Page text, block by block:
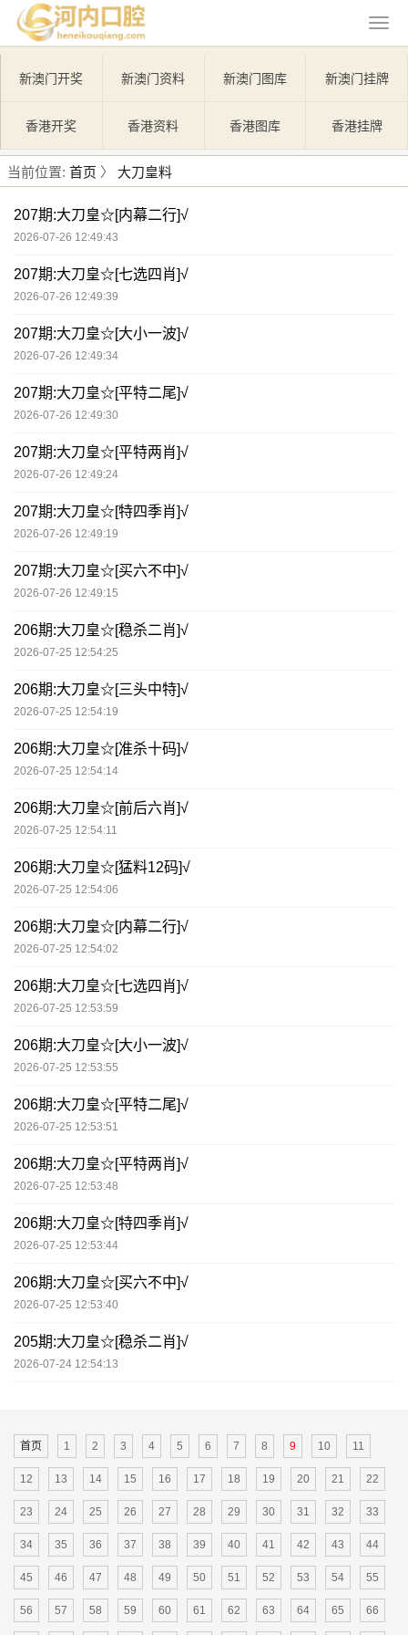
新澳门开奖 新澳门资料 新澳门图库 新澳门挂牌
香港开奖 香港资料 香港图库 香港挂牌
当前位置: 首页 〉 大刀皇料
207期:大刀皇☆[内幕二行]√
2026-07-26 12:49:43
207期:大刀皇☆[七选四肖]√
2026-07-26 12:49:39
207期:大刀皇☆[大小一波]√
2026-07-26 12:49:34
207期:大刀皇☆[平特二尾]√
2026-07-26 12:49:30
207期:大刀皇☆[平特两肖]√
2026-07-26 12:49:24
207期:大刀皇☆[特四季肖]√
2026-07-26 12:49:19
207期:大刀皇☆[买六不中]√
2026-07-26 12:49:15
206期:大刀皇☆[稳杀二肖]√
2026-07-25 12:54:25
206期:大刀皇☆[三头中特]√
2026-07-25 12:54:19
206期:大刀皇☆[准杀十码]√
2026-07-25 12:54:14
206期:大刀皇☆[前后六肖]√
2026-07-25 12:54:11
206期:大刀皇☆[猛料12码]√
2026-07-25 12:54:06
206期:大刀皇☆[内幕二行]√
2026-07-25 12:54:02
206期:大刀皇☆[七选四肖]√
2026-07-25 12:53:59
206期:大刀皇☆[大小一波]√
2026-07-25 12:53:55
206期:大刀皇☆[平特二尾]√
2026-07-25 12:53:51
206期:大刀皇☆[平特两肖]√
2026-07-25 12:53:48
206期:大刀皇☆[特四季肖]√
2026-07-25 12:53:44
206期:大刀皇☆[买六不中]√
2026-07-25 12:53:40
205期:大刀皇☆[稳杀二肖]√
2026-07-24 12:54:13
首页 1 2 3 4 5 6 7 8 9 10 11
12 13 14 15 16 17 18 19 20 21 22
23 24 25 26 27 28 29 30 31 32 33
34 35 36 37 38 39 40 41 42 43 44
45 46 47 48 49 50 51 52 53 54 55
56 57 58 59 60 61 62 63 64 65 66